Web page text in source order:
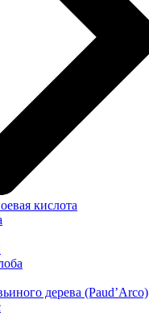
кислота
дерева (Paud’Arco)